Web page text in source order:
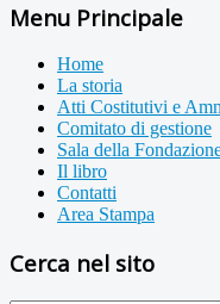
Menu Principale
Home
La storia
Atti Costitutivi e
Comitato di gestione
Sala della
Il libro
Contatti
Area Stampa
Cerca nel sito